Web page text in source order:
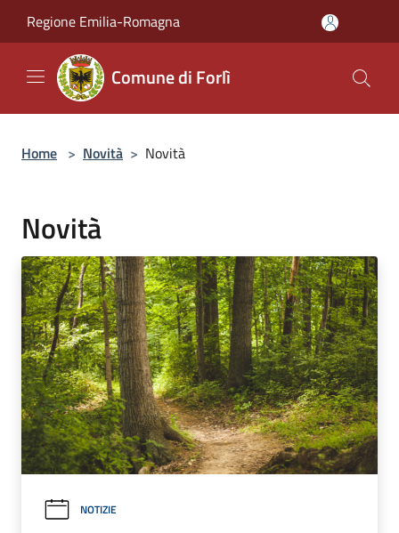
Regione Emilia-Romagna
Comune di Forlì
Home > Novità > Novità
Novità
NOTIZIE